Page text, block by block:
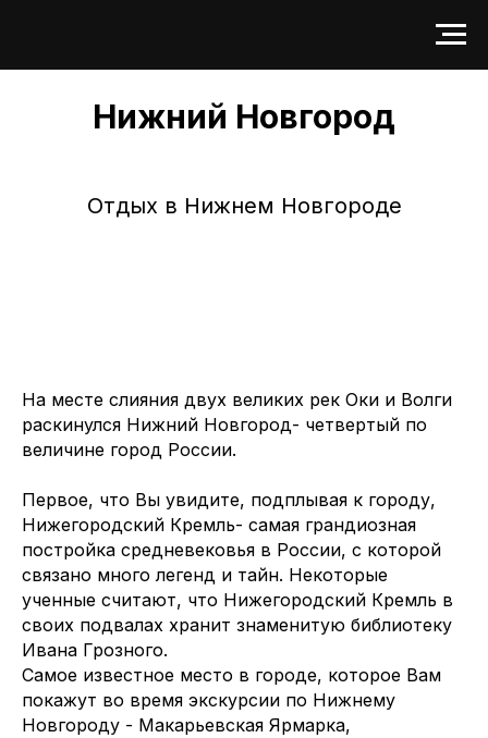
Нижний Новгород
Отдых в Нижнем Новгороде
На месте слияния двух великих рек Оки и Волги
раскинулся Нижний Новгород- четвертый по
величине город России.
Первое, что Вы увидите, подплывая к городу,
Нижегородский Кремль- самая грандиозная
постройка средневековья в России, с которой
связано много легенд и тайн. Некоторые
ученные считают, что Нижегородский Кремль в
своих подвалах хранит знаменитую библиотеку
Ивана Грозного.
Самое известное место в городе, которое Вам
покажут во время экскурсии по Нижнему
Новгороду - Макарьевская Ярмарка,